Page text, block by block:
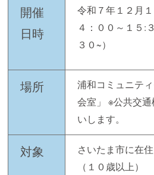
開催
日時
令和７年１２月
４：００～１５:
３０~）
場所
浦和コミュニテ
会室」 ※公共交
いします。
対象
さいたま市に在
（１０歳以上）